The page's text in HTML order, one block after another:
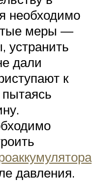
необходимо
меры —
устранить
дали
к
давления.